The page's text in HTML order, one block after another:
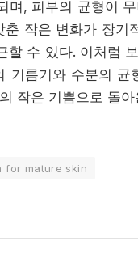
며, 피부의 균형이
춘 작은 변화가 장
할 수 있다. 이처럼
기름기와 수분의
작은 기쁨으로 돌아
for mature skin